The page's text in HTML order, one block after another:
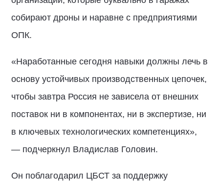
собирают дроны и наравне с предприятиями
ОПК.
«Наработанные сегодня навыки должны лечь в
основу устойчивых производственных цепочек,
чтобы завтра Россия не зависела от внешних
поставок ни в компонентах, ни в экспертизе, ни
в ключевых технологических компетенциях»,
— подчеркнул Владислав Головин.
Он поблагодарил ЦБСТ за поддержку